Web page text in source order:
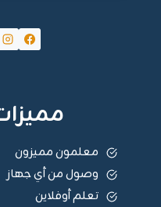
معلمون مميزون
وصول من أي جهاز
تعلم أوفلاين